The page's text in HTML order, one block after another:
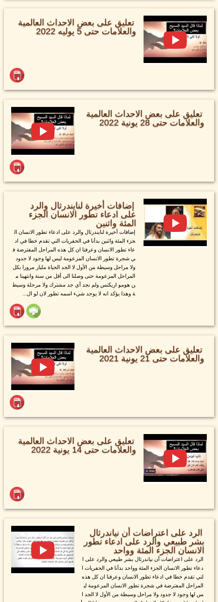
تعليق على بعض الاحداث العالمية
والعلامات حتى 5 يوليه 2022
تعليق على بعض الاحداث العالمية
والعلامات حتى 28 يونية 2022
إضافات أخيرة لنايندرثال والرد
على ادعاء تطور الانسان الجزء
المئة واثنين
إضافات أخيرة لنايندرثال والرد على ادعاء تطور الانسان ال
جزء المئة واثنين بدأنا في الحفريات التي تقدم خطا في اد
عاء تطور الانسان وعرفنا ان كل هذه المراحل المفترضة ف
ي شجرة تطور الانسان المزعومة ليس لها وجود لا جدود
ولا مراحل وسيطة من الأول لا الجد الحياة مليار مرورا بكل
المراحل المزعومة حتى وصلنا الى أقل من سنة وانتهينا م
ن هومو اريكتس ولم نجد أي جد مشترك ولا مرحلة وسيط
ة وهذا يؤكد انه لا يوجد شيء اسمه تطور لان لو ال...
تعليق على بعض الاحداث العالمية
والعلامات حتى 21 يونية 2021
تعليق على بعض الاحداث العالمية
والعلامات حتى 14 يونية 2022
الرد على اعتراضات أن نياندرثال
بشر طبيعي والرد على ادعاء تطور
الانسان الجزء المئة وواحد
الرد على اعتراضات أن نياندرثال بشر طبيعي والرد على ا
دعاء تطور الانسان الجزء المئة وواحد بدأنا في الحفريات ا
لتي تقدم خطا في ادعاء تطور الانسان وعرفنا ان كل هذه
المراحل المفترضة في شجرة تطور الانسان المزعومة لي
س لها وجود لا جدود ولا مراحل وسيطة من الأول لا الجد ا